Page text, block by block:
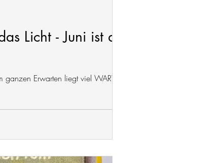
Licht - Juni ist der
Erwarten liegt viel WARTEN.